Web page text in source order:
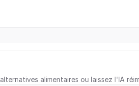
alimentaires ou laissez l'IA